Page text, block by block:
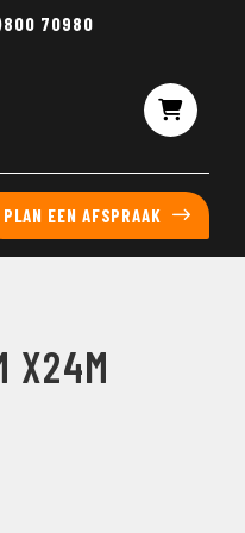
70980
PLAN EEN AFSPRAAK
X24M